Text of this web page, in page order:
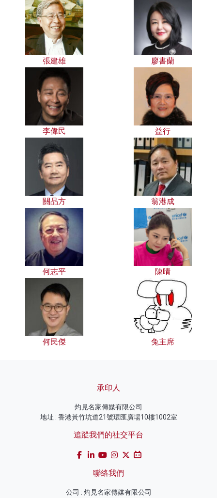
張建雄 廖書蘭
李偉民 益行
關品方 翁港成
何志平 陳晴
何民傑 兔主席
承印人
灼見名家傳媒有限公司
地址 : 香港黃竹坑道21號環匯廣場10樓1002室
追蹤我們的社交平台
聯絡我們
公司 : 灼見名家傳媒有限公司